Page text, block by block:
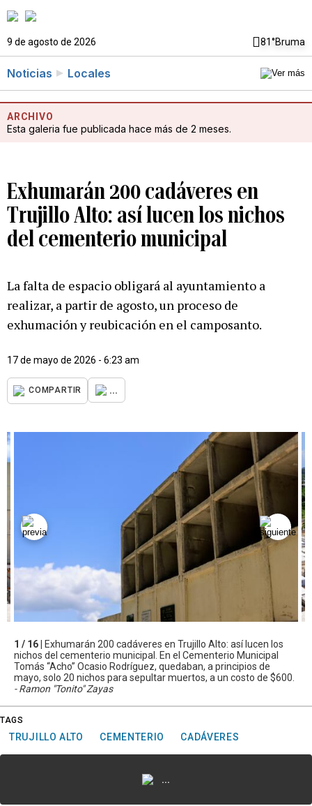
9 de agosto de 2026 81°Bruma
Noticias Locales
ARCHIVO
Esta galeria fue publicada hace más de 2 meses.
Exhumarán 200 cadáveres en
Trujillo Alto: así lucen los nichos
del cementerio municipal
La falta de espacio obligará al ayuntamiento a
realizar, a partir de agosto, un proceso de
exhumación y reubicación en el camposanto.
17 de mayo de 2026 - 6:23 am
COMPARTIR ...
1 / 16 |
Exhumarán 200 cadáveres en Trujillo Alto: así lucen los
nichos del cementerio municipal. En el Cementerio Municipal
Tomás “Acho” Ocasio Rodríguez, quedaban, a principios de
mayo, solo 20 nichos para sepultar muertos, a un costo de $600.
- Ramon "Tonito" Zayas
TAGS
TRUJILLO ALTO CEMENTERIO CADÁVERES
...